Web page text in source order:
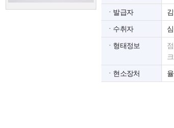
ㆍ발급자
ㆍ수취자
ㆍ형태정보
ㆍ현소장처